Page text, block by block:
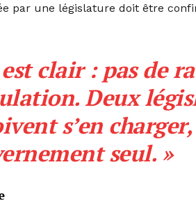
par une législature doit être
est clair : pas de
Deux
s’en
seul. »